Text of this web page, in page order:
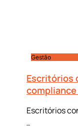
Gestão
Escritórios
Escritórios